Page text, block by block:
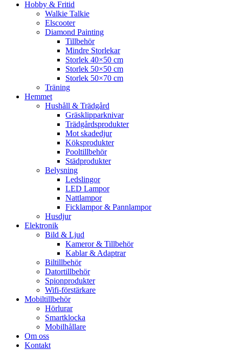
Hobby & Fritid
Walkie Talkie
Elscooter
Diamond Painting
Tillbehör
Mindre Storlekar
Storlek 40×50 cm
Storlek 50×50 cm
Storlek 50×70 cm
Träning
Hemmet
Hushåll & Trädgård
Gräsklipparknivar
Trädgårdsprodukter
Mot skadedjur
Köksprodukter
Pooltillbehör
Städprodukter
Belysning
Ledslingor
LED Lampor
Nattlampor
Ficklampor & Pannlampor
Husdjur
Elektronik
Bild & Ljud
Kameror & Tillbehör
Kablar & Adaptrar
Biltillbehör
Datortillbehör
Spionprodukter
Wifi-förstärkare
Mobiltillbehör
Hörlurar
Smartklocka
Mobilhållare
Om oss
Kontakt